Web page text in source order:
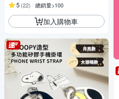
5 (22) 總銷量>100
加入購物車